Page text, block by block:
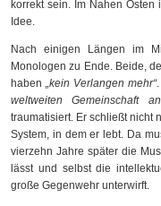
korrekt sein. Im Nahen
Idee.
Nach einigen Längen im
Monologen zu Ende. Beide,
haben „kein Verlangen mehr“
weltweiten Gemeinschaft
traumatisiert. Er schließt nicht
System, in dem er lebt. Da
vierzehn Jahre später die
lässt und selbst die
große Gegenwehr unterwirft.